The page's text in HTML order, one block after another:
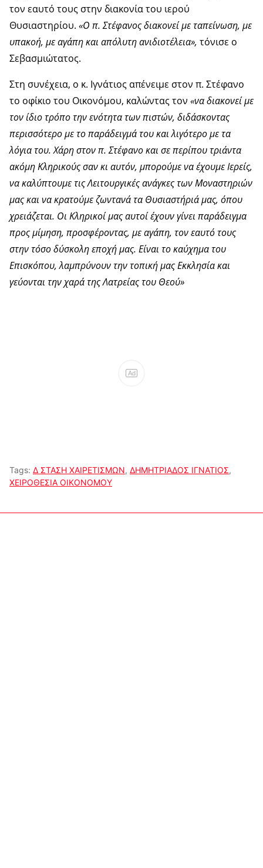
τον εαυτό τους στην διακονία του ιερού
Θυσιαστηρίου. «Ο π. Στέφανος διακονεί με ταπείνωση, με
υπακοή, με αγάπη και απόλυτη ανιδιοτέλεια», τόνισε ο
Σεβασμιώτατος.
Στη συνέχεια, ο κ. Ιγνάτιος απένειμε στον π. Στέφανο
το οφίκιο του Οικονόμου, καλώντας τον «να διακονεί με
τον ίδιο τρόπο την ενότητα των πιστών, διδάσκοντας
περισσότερο με το παράδειγμά του και λιγότερο με τα
λόγια του. Χάρη στον π. Στέφανο και σε περίπου τριάντα
ακόμη Κληρικούς σαν κι αυτόν, μπορούμε να έχουμε Ιερείς,
να καλύπτουμε τις Λειτουργικές ανάγκες των Μοναστηριών
μας και να κρατούμε ζωντανά τα Θυσιαστήριά μας, όπου
χρειάζεται. Οι Κληρικοί μας αυτοί έχουν γίνει παράδειγμα
προς μίμηση, προσφέροντας, με αγάπη, τον εαυτό τους
στην τόσο δύσκολη εποχή μας. Είναι το καύχημα του
Επισκόπου, λαμπρύνουν την τοπική μας Εκκλησία και
γεύονται την χαρά της Λατρείας του Θεού»
Ad
Tags: Δ ΣΤΑΣΗ ΧΑΙΡΕΤΙΣΜΩΝ, ΔΗΜΗΤΡΙΑΔΟΣ ΙΓΝΑΤΙΟΣ,
ΧΕΙΡΟΘΕΣΙΑ ΟΙΚΟΝΟΜΟΥ